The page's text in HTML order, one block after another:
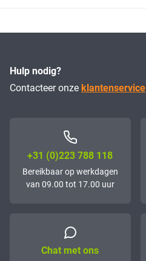
Hulp nodig?
Contacteer onze klantenservice
+31 (0)223 788 118
Bereikbaar op werkdagen
van 09.00 tot 17.00 uur
Chat met ons